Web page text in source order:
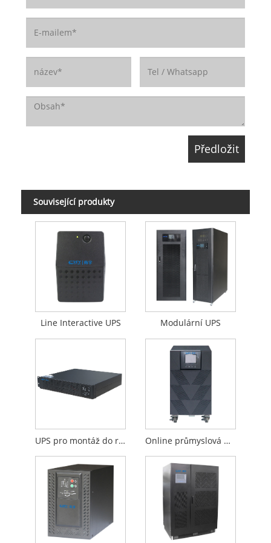
Související produkty
Line Interactive UPS Modulární UPS
UPS pro montáž do racku Online průmyslová UPS založená na transformátoru